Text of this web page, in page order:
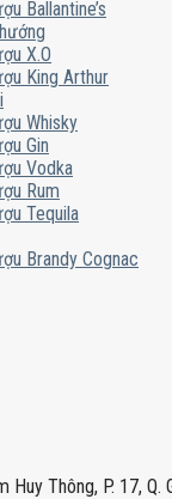
Ballantine’s
X.O
King Arthur
Whisky
Gin
Vodka
Rum
Tequila
Brandy Cognac
Huy Thông, P. 17, Q.